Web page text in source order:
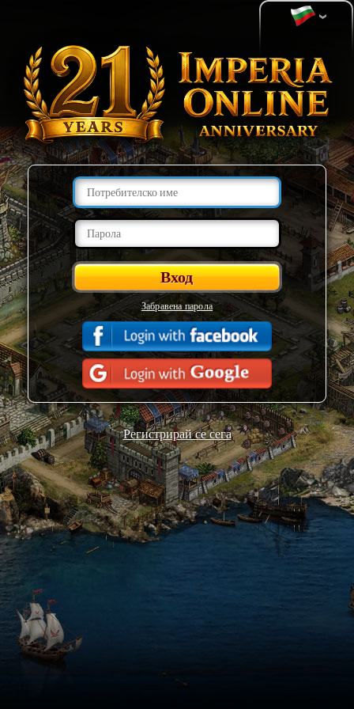
Забравена парола
Регистрирай се сега